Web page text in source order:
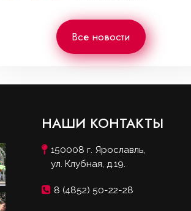
Все новости
НАШИ КОНТАКТЫ
150008 г. Ярославль,
ул. Клубная, д.19.
8 (4852) 50-22-28